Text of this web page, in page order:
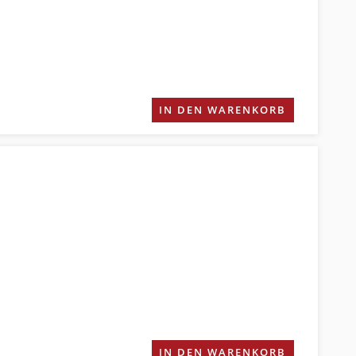
IN DEN WARENKORB
IN DEN WARENKORB